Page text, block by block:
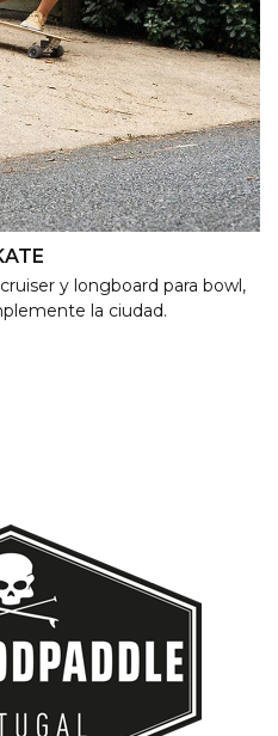
y longboard para bowl,
la ciudad.